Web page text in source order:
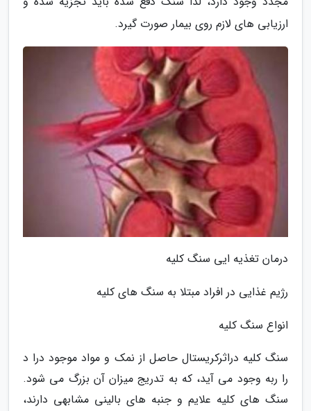
ارزیابی های لازم روی بیمار صورت گیرد.
درمان تغذیه ایی سنگ کلیه
رژیم غذایی در افراد مبتلا به سنگ های کلیه
انواع سنگ کلیه
سنگ کلیه دراثرکریستال حاصل از نمک و مواد موجود درا د
را ربه وجود می آید، که به تدریج میزان آن بزرگ می شود.
سنگ های کلیه علایم و جنبه های بالینی مشابهی دارند،